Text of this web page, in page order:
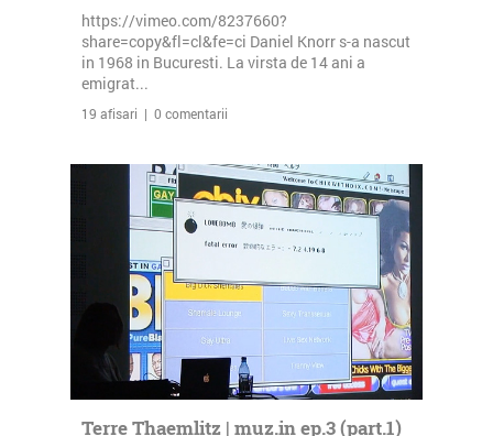
https://vimeo.com/8237660?
share=copy&fl=cl&fe=ci Daniel Knorr s-a nascut
in 1968 in Bucuresti. La virsta de 14 ani a
emigrat...
19 afisari | 0 comentarii
Terre Thaemlitz | muz.in ep.3 (part.1)